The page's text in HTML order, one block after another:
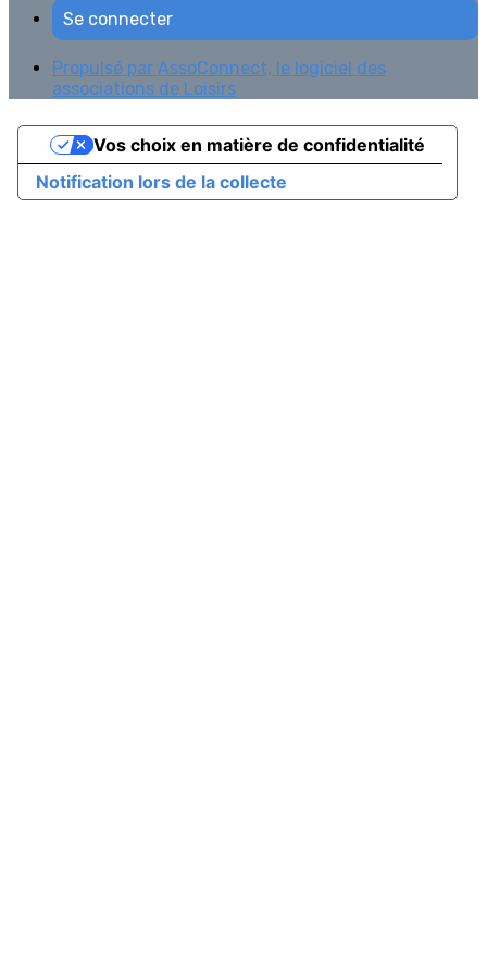
Se connecter
Propulsé par AssoConnect, le logiciel des
associations de Loisirs
Notification lors de la collecte
Vos choix en matière de confidentialité